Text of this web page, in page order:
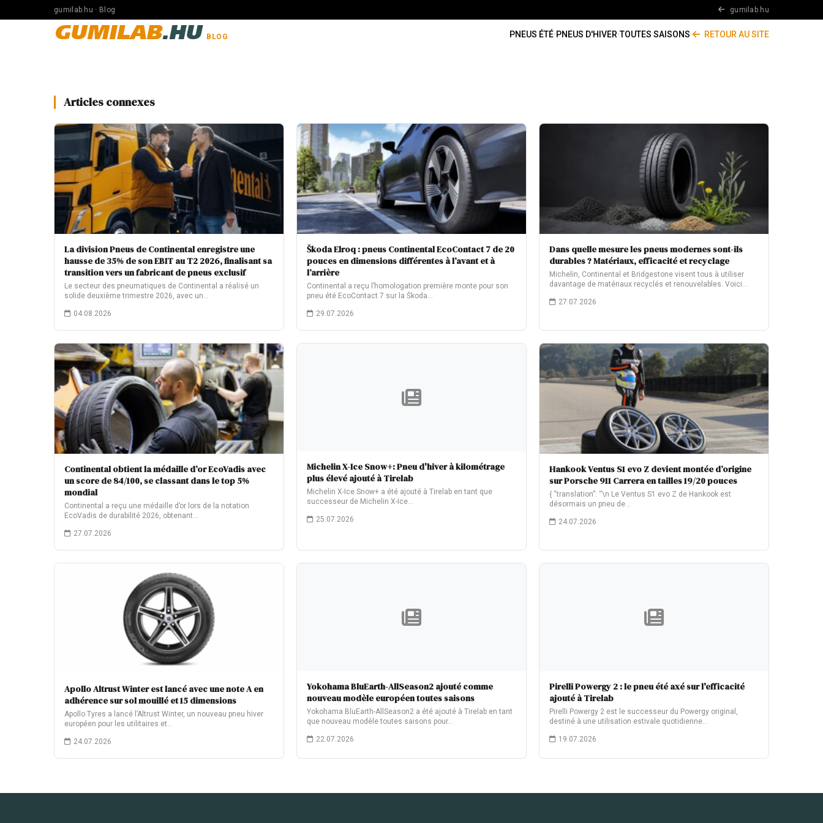
gumilab.hu · Blog gumilab.hu
GUMILAB.HU BLOG PNEUS ÉTÉ·PNEUS D'HIVER·TOUTES SAISONS· RETOUR AU SITE
Articles connexes
La division Pneus de Continental enregistre une
hausse de 35% de son EBIT au T2 2026, finalisant sa
transition vers un fabricant de pneus exclusif
Le secteur des pneumatiques de Continental a réalisé un
solide deuxième trimestre 2026, avec un…
04.08.2026
Škoda Elroq : pneus Continental EcoContact 7 de 20
pouces en dimensions différentes à l’avant et à
l’arrière
Continental a reçu l’homologation première monte pour son
pneu été EcoContact 7 sur la Škoda…
29.07.2026
Dans quelle mesure les pneus modernes sont-ils
durables ? Matériaux, efficacité et recyclage
Michelin, Continental et Bridgestone visent tous à utiliser
davantage de matériaux recyclés et renouvelables. Voici…
27.07.2026
Continental obtient la médaille d’or EcoVadis avec
un score de 84/100, se classant dans le top 5%
mondial
Continental a reçu une médaille d’or lors de la notation
EcoVadis de durabilité 2026, obtenant…
27.07.2026
Michelin X-Ice Snow+: Pneu d'hiver à kilométrage
plus élevé ajouté à Tirelab
Michelin X-Ice Snow+ a été ajouté à Tirelab en tant que
successeur de Michelin X-Ice…
25.07.2026
Hankook Ventus S1 evo Z devient montée d’origine
sur Porsche 911 Carrera en tailles 19/20 pouces
{ “translation”: “\n Le Ventus S1 evo Z de Hankook est
désormais un pneu de…
24.07.2026
Apollo Altrust Winter est lancé avec une note A en
adhérence sur sol mouillé et 15 dimensions
Apollo Tyres a lancé l’Altrust Winter, un nouveau pneu hiver
européen pour les utilitaires et…
24.07.2026
Yokohama BluEarth-AllSeason2 ajouté comme
nouveau modèle européen toutes saisons
Yokohama BluEarth-AllSeason2 a été ajouté à Tirelab en tant
que nouveau modèle toutes saisons pour…
22.07.2026
Pirelli Powergy 2 : le pneu été axé sur l'efficacité
ajouté à Tirelab
Pirelli Powergy 2 est le successeur du Powergy original,
destiné à une utilisation estivale quotidienne…
19.07.2026